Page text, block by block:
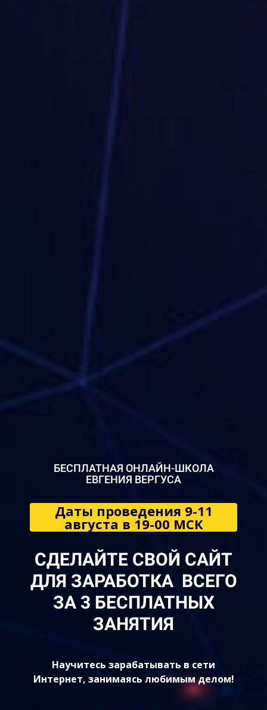
БЕСПЛАТНАЯ ОНЛАЙН-ШКОЛА
ЕВГЕНИЯ ВЕРГУСА
Даты проведения 9-11
августа в 19-00 МСК
СДЕЛАЙТЕ СВОЙ САЙТ
ДЛЯ ЗАРАБОТКА ВСЕГО
ЗА 3 БЕСПЛАТНЫХ
ЗАНЯТИЯ
Научитесь зарабатывать в сети
Интернет, занимаясь любимым делом!